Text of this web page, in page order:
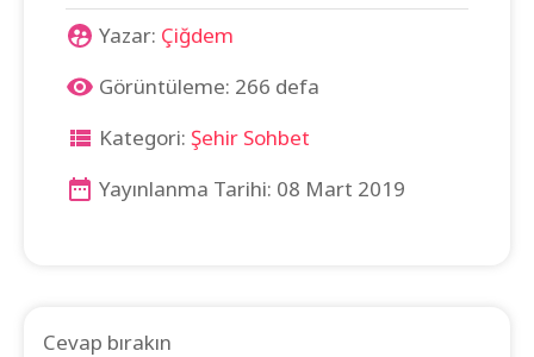
Yazar: Çiğdem
Görüntüleme: 266 defa
Kategori: Şehir Sohbet
Yayınlanma Tarihi: 08 Mart 2019
Cevap bırakın